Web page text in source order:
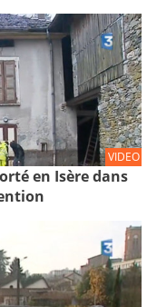
VIDEO
en Isère dans